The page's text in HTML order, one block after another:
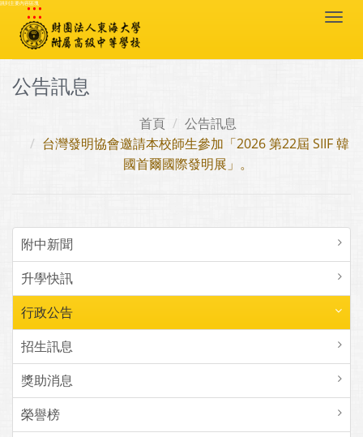
跳到主要內容區塊
:::
公告訊息
首頁
公告訊息
台灣發明協會邀請本校師生參加「2026 第22屆 SIIF 韓
國首爾國際發明展」。
附中新聞
升學快訊
行政公告
招生訊息
獎助消息
榮譽榜